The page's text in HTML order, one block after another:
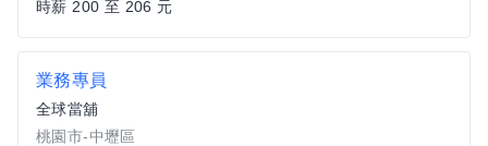
時薪 200 至 206 元
業務專員
全球當舖
桃園市-中壢區